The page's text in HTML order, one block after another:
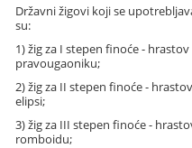
Državni žigovi koji se
su:
1) žig za I stepen finoće -
pravougaoniku;
2) žig za II stepen finoće -
elipsi;
3) žig za III stepen finoće -
romboidu;